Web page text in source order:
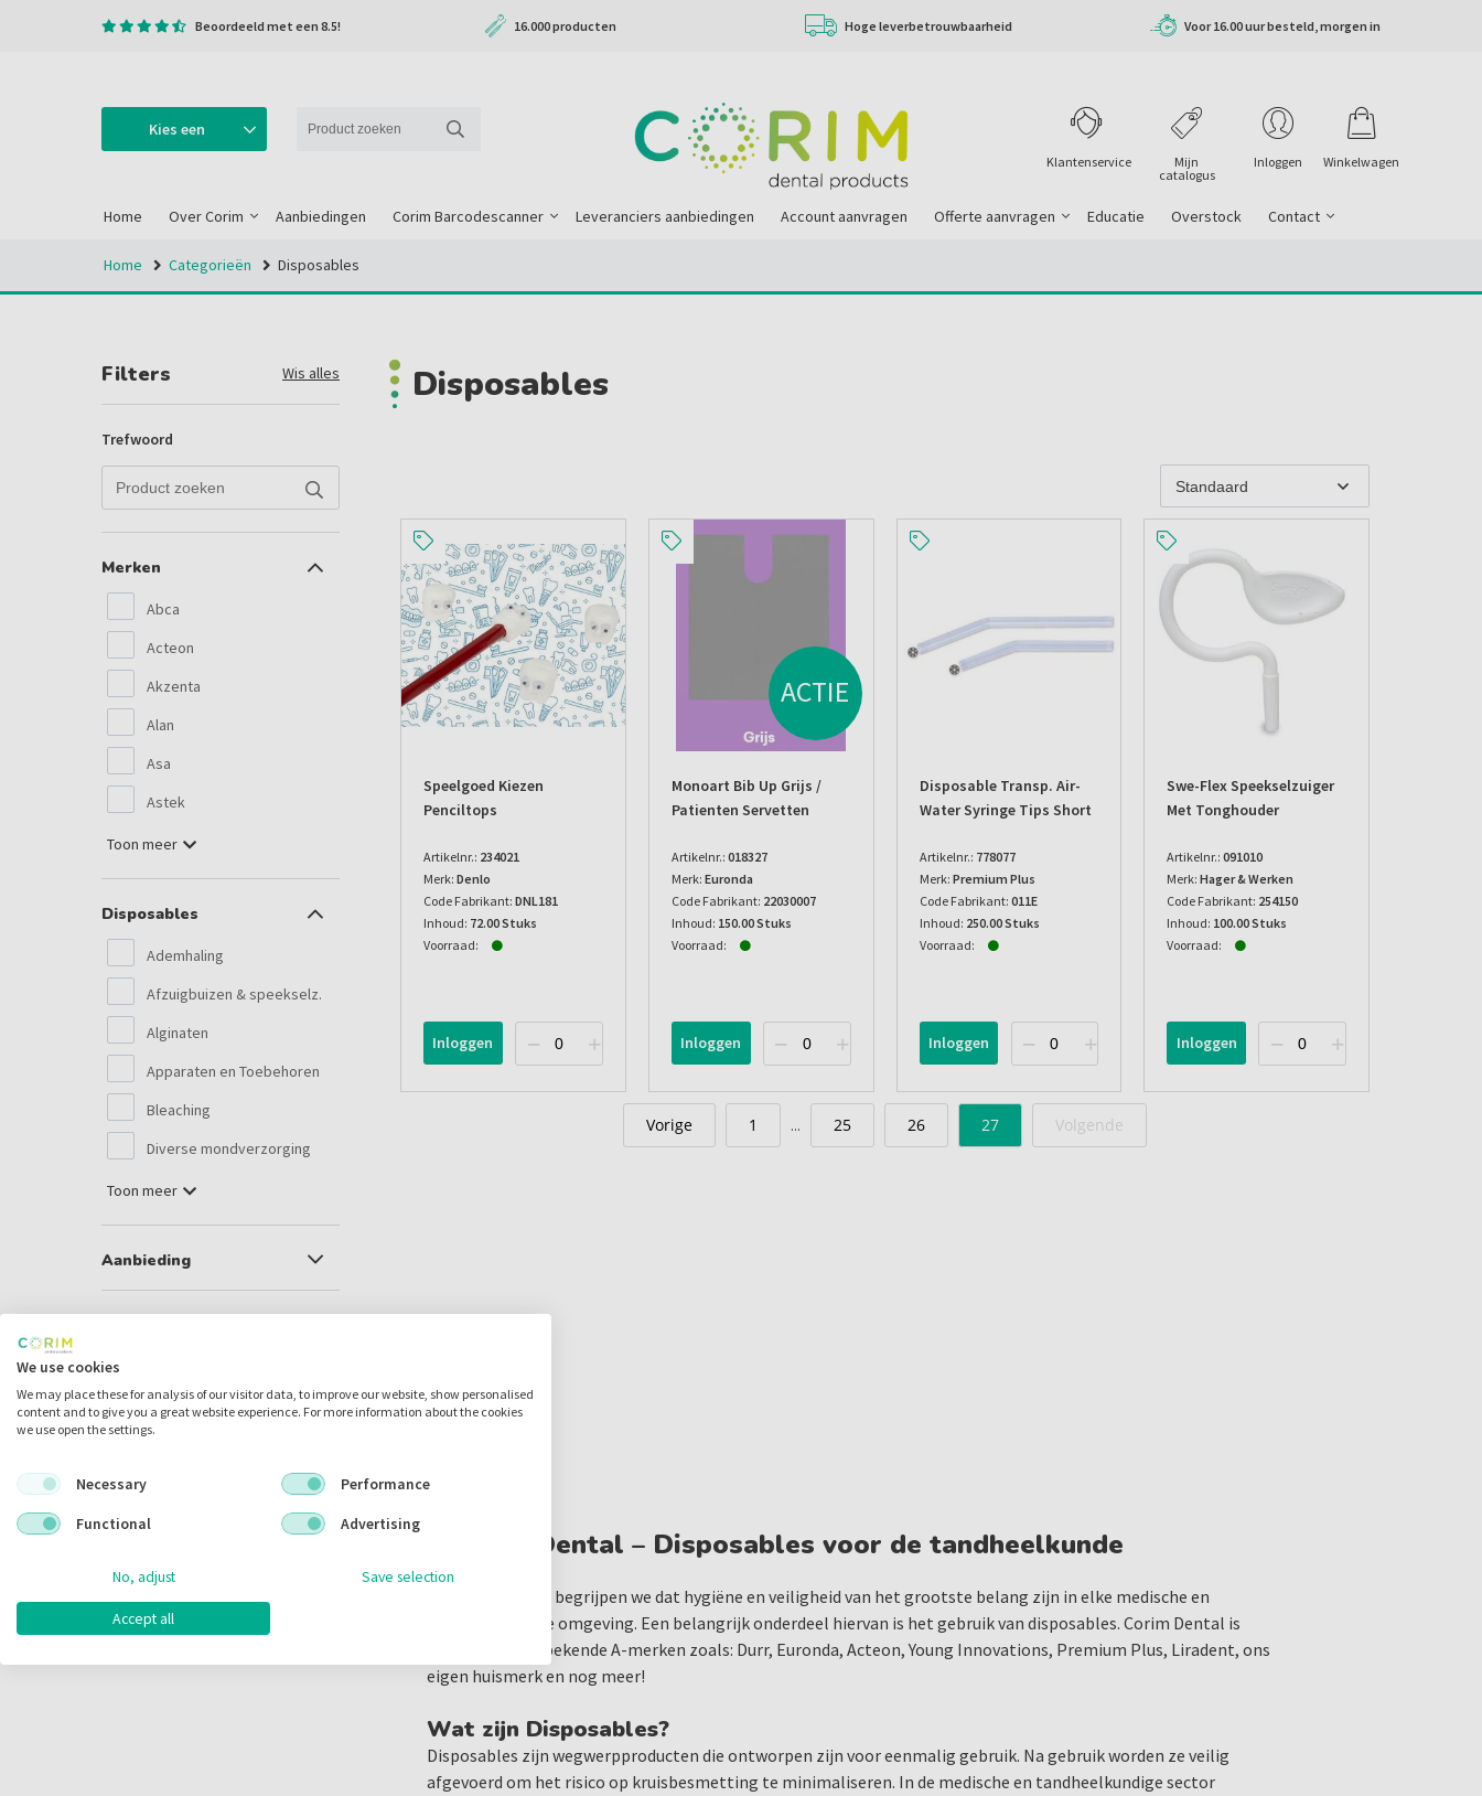
Beoordeeld met een 8.5! 16.000 producten Hoge leverbetrouwbaarheid Voor 16.00 uur besteld, morgen in
Kies een
Winkelwagen
Inloggen
Mijn
catalogus
Klantenservice
Home Over Corim Aanbiedingen Corim Barcodescanner Leveranciers aanbiedingen Account aanvragen Offerte aanvragen Educatie Overstock Contact
Home Categorieën Disposables
Filters Wis alles
Trefwoord
Merken
Abca
Acteon
Akzenta
Alan
Asa
Astek
Toon meer
Disposables
Ademhaling
Afzuigbuizen & speekselz.
Alginaten
Apparaten en Toebehoren
Bleaching
Diverse mondverzorging
Toon meer
Aanbieding
Mijn catalogus
Disposables
Speelgoed Kiezen
Penciltops
Artikelnr.: 234021
Merk: Denlo
Code Fabrikant: DNL181
Inhoud: 72.00 Stuks
Voorraad:
Inloggen
ACTIE
Monoart Bib Up Grijs /
Patienten Servetten
Artikelnr.: 018327
Merk: Euronda
Code Fabrikant: 22030007
Inhoud: 150.00 Stuks
Voorraad:
Inloggen
Disposable Transp. Air-
Water Syringe Tips Short
Artikelnr.: 778077
Merk: Premium Plus
Code Fabrikant: 011E
Inhoud: 250.00 Stuks
Voorraad:
Inloggen
Swe-Flex Speekselzuiger
Met Tonghouder
Artikelnr.: 091010
Merk: Hager & Werken
Code Fabrikant: 254150
Inhoud: 100.00 Stuks
Voorraad:
Inloggen
Vorige 1 ... 25 26 27 Volgende
Corim Dental – Disposables voor de tandheelkunde
Bij Corim Dental begrijpen we dat hygiëne en veiligheid van het grootste belang zijn in elke medische en
tandheelkundige omgeving. Een belangrijk onderdeel hiervan is het gebruik van disposables. Corim Dental is
leverancier van bekende A-merken zoals: Durr, Euronda, Acteon, Young Innovations, Premium Plus, Liradent, ons
eigen huismerk en nog meer!
Wat zijn Disposables?
Disposables zijn wegwerpproducten die ontworpen zijn voor eenmalig gebruik. Na gebruik worden ze veilig
afgevoerd om het risico op kruisbesmetting te minimaliseren. In de medische en tandheelkundige sector
We use cookies
We may place these for analysis of our visitor data, to improve our website, show personalised
content and to give you a great website experience. For more information about the cookies
we use open the settings.
Necessary
Performance
Functional
Advertising
No, adjust Save selection
Accept all